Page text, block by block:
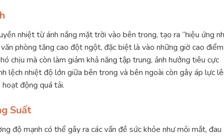
nhiệt từ ánh nắng mặt trời vào bên trong, tạo ra “hiệu ứng
phòng tăng cao đột ngột, đặc biệt là vào những giờ cao điểm
chịu mà còn làm giảm khả năng tập trung, ảnh hưởng tiêu cực
lệch nhiệt độ lớn giữa bên trong và bên ngoài còn gây áp lực
động quá tải.
Suất
độ mạnh có thể gây ra các vấn đề sức khỏe như mỏi mắt, đau